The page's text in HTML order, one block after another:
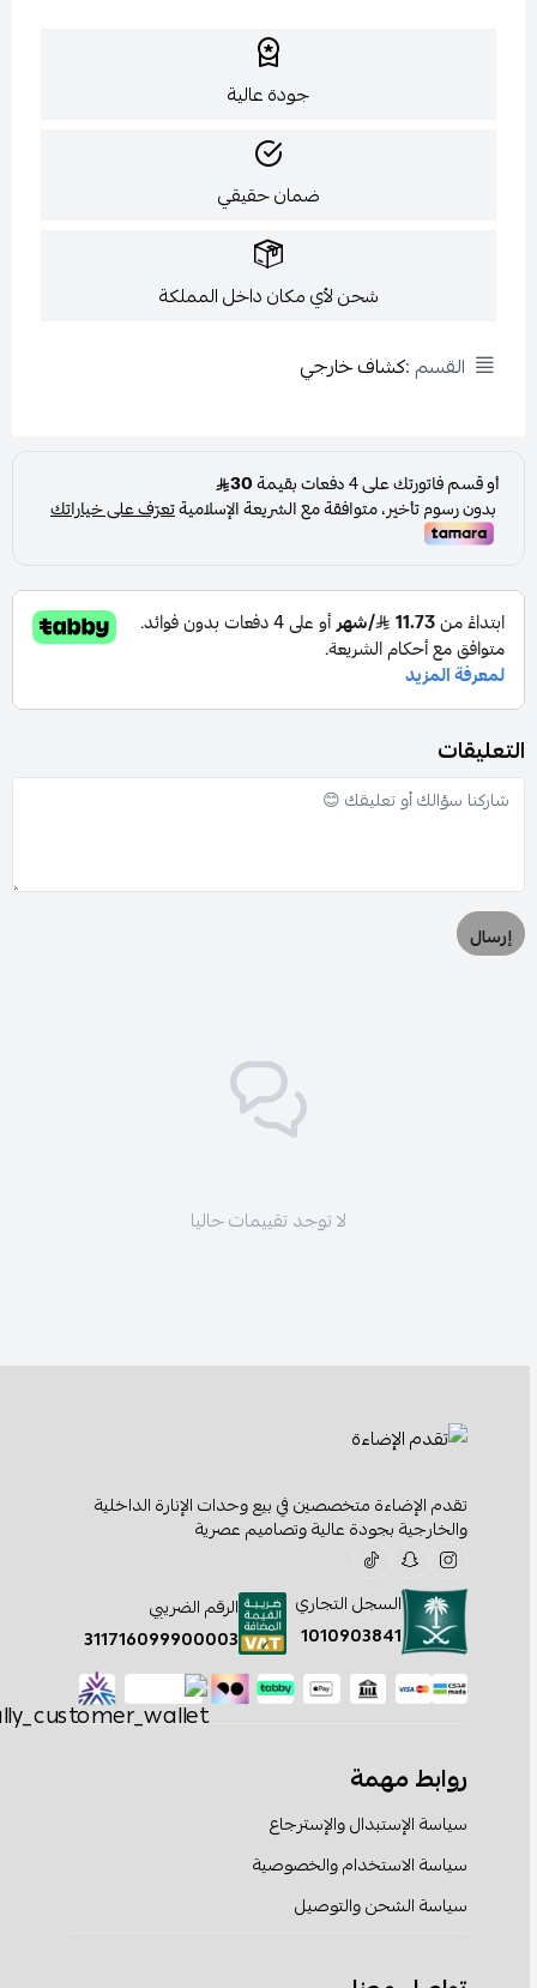
جودة عالية
ضمان حقيقي
شحن لأي مكان داخل المملكة
القسم : كشاف خارجي
التعليقات
إرسال
لا توجد تقييمات حاليا
تقدم الإضاءة متخصصين في بيع وحدات الإنارة الداخلية
والخارجية بجودة عالية وتصاميم عصرية
السجل التجاري
1010903841
الرقم الضريبي
311716099900003
روابط مهمة
سياسة الإستبدال والإسترجاع
سياسة الاستخدام والخصوصية
سياسة الشحن والتوصيل